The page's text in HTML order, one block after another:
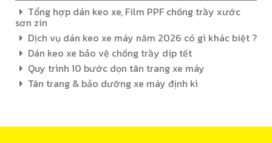
Tổng hợp dán keo xe, Film PPF chống trầy xước
sơn zin
Dịch vụ dán keo xe máy năm 2026 có gì khác biệt ?
Dán keo xe bảo vệ chống trầy dịp tết
Quy trình 10 bước dọn tân trang xe máy
Tân trang & bảo dưỡng xe máy định kì